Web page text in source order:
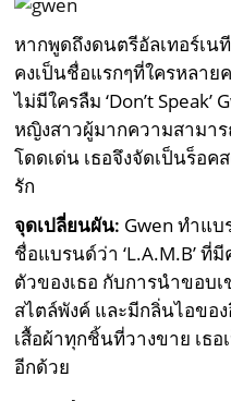
หากพูดถึงดนตรีอัลเทอร์เน
คงเป็นชื่อแรกๆที่ใครหลาย
ไม่มีใครลืม ‘Don’t
หญิงสาวผู้มากความสามา
โดดเด่น เธอจึงจัดเป็นร็อ
รัก
จุดเปลี่ยนผัน: Gwen ทำแบ
ชื่อแบรนด์ว่า ‘L.A.M.B’ ที่
ตัวของเธอ กับการนำขอบ
สไตล์พังค์ และมีกลิ่นไอข
เสื้อผ้าทุกชิ้นที่วางขาย เธ
อีกด้วย